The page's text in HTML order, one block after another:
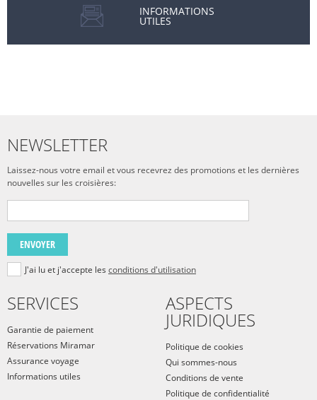
INFORMATIONS
UTILES
NEWSLETTER
Laissez-nous votre email et vous recevrez des promotions et les dernières
nouvelles sur les croisières:
ENVOYER
J'ai lu et j'accepte les conditions d'utilisation
SERVICES
Garantie de paiement
Réservations Miramar
Assurance voyage
Informations utiles
ASPECTS
JURIDIQUES
Politique de cookies
Qui sommes-nous
Conditions de vente
Politique de confidentialité